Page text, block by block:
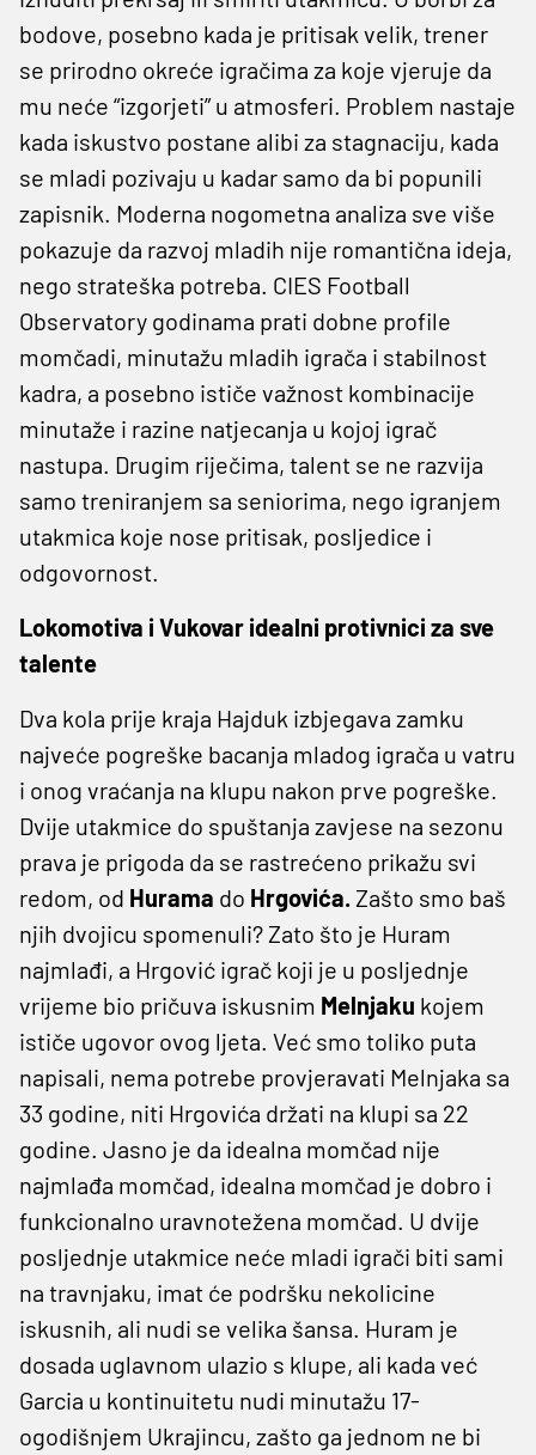
bodove, posebno kada je pritisak velik, trener
se prirodno okreće igračima za koje vjeruje da
mu neće “izgorjeti” u atmosferi. Problem nastaje
kada iskustvo postane alibi za stagnaciju, kada
se mladi pozivaju u kadar samo da bi popunili
zapisnik. Moderna nogometna analiza sve više
pokazuje da razvoj mladih nije romantična ideja,
nego strateška potreba. CIES Football
Observatory godinama prati dobne profile
momčadi, minutažu mladih igrača i stabilnost
kadra, a posebno ističe važnost kombinacije
minutaže i razine natjecanja u kojoj igrač
nastupa. Drugim riječima, talent se ne razvija
samo treniranjem sa seniorima, nego igranjem
utakmica koje nose pritisak, posljedice i
odgovornost.
Lokomotiva i Vukovar idealni protivnici za sve
talente
Dva kola prije kraja Hajduk izbjegava zamku
najveće pogreške bacanja mladog igrača u vatru
i onog vraćanja na klupu nakon prve pogreške.
Dvije utakmice do spuštanja zavjese na sezonu
prava je prigoda da se rastrećeno prikažu svi
redom, od Hurama do Hrgovića. Zašto smo baš
njih dvojicu spomenuli? Zato što je Huram
najmlađi, a Hrgović igrač koji je u posljednje
vrijeme bio pričuva iskusnim Melnjaku kojem
ističe ugovor ovog ljeta. Već smo toliko puta
napisali, nema potrebe provjeravati Melnjaka sa
33 godine, niti Hrgovića držati na klupi sa 22
godine. Jasno je da idealna momčad nije
najmlađa momčad, idealna momčad je dobro i
funkcionalno uravnotežena momčad. U dvije
posljednje utakmice neće mladi igrači biti sami
na travnjaku, imat će podršku nekolicine
iskusnih, ali nudi se velika šansa. Huram je
dosada uglavnom ulazio s klupe, ali kada već
Garcia u kontinuitetu nudi minutažu 17-
ogodišnjem Ukrajincu, zašto ga jednom ne bi